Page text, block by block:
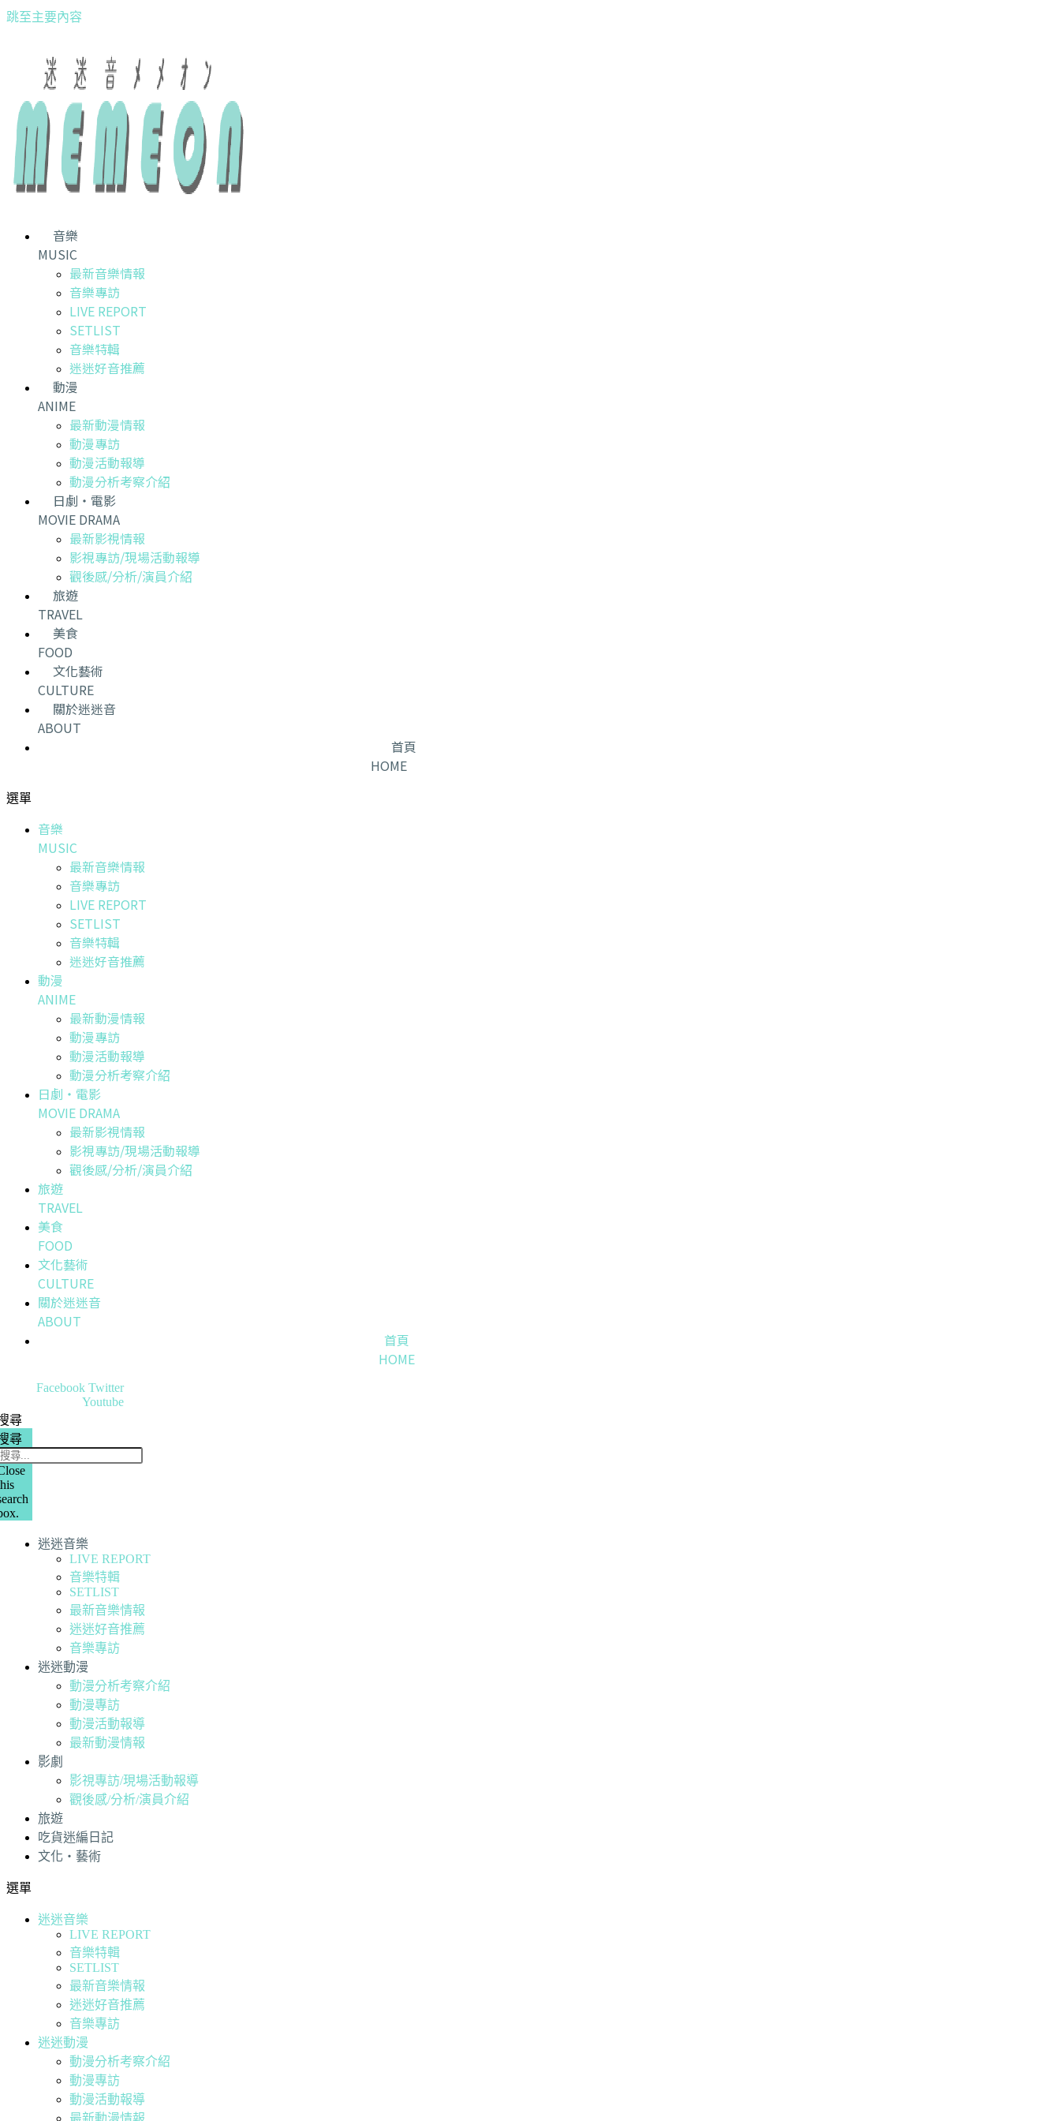
跳至主要內容
音樂
MUSIC
最新音樂情報
音樂專訪
LIVE REPORT
SETLIST
音樂特輯
迷迷好音推薦
動漫
ANIME
最新動漫情報
動漫專訪
動漫活動報導
動漫分析考察介紹
日劇・電影
MOVIE DRAMA
最新影視情報
影視專訪/現場活動報導
觀後感/分析/演員介紹
旅遊
TRAVEL
美食
FOOD
文化藝術
CULTURE
關於迷迷音
ABOUT
首頁
HOME
選單
音樂
MUSIC
最新音樂情報
音樂專訪
LIVE REPORT
SETLIST
音樂特輯
迷迷好音推薦
動漫
ANIME
最新動漫情報
動漫專訪
動漫活動報導
動漫分析考察介紹
日劇・電影
MOVIE DRAMA
最新影視情報
影視專訪/現場活動報導
觀後感/分析/演員介紹
旅遊
TRAVEL
美食
FOOD
文化藝術
CULTURE
關於迷迷音
ABOUT
首頁
HOME
Facebook Twitter
Youtube
尋
尋
迷迷音樂
LIVE REPORT
音樂特輯
SETLIST
最新音樂情報
迷迷好音推薦
音樂專訪
迷迷動漫
動漫分析考察介紹
動漫專訪
動漫活動報導
最新動漫情報
影劇
影視專訪/現場活動報導
觀後感/分析/演員介紹
旅遊
吃貨迷編日記
文化・藝術
選單
迷迷音樂
LIVE REPORT
音樂特輯
SETLIST
最新音樂情報
迷迷好音推薦
音樂專訪
迷迷動漫
動漫分析考察介紹
動漫專訪
動漫活動報導
最新動漫情報